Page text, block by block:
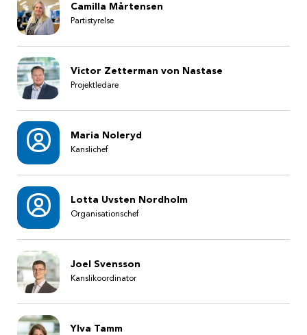
Camilla Mårtensen
Partistyrelse
Victor Zetterman von Nastase
Projektledare
Maria Noleryd
Kanslichef
Lotta Uvsten Nordholm
Organisationschef
Joel Svensson
Kanslikoordinator
Ylva Tamm